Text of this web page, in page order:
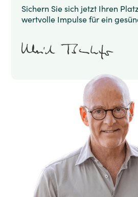
Sichern Sie sich jetzt Ihren
wertvolle Impulse für ein